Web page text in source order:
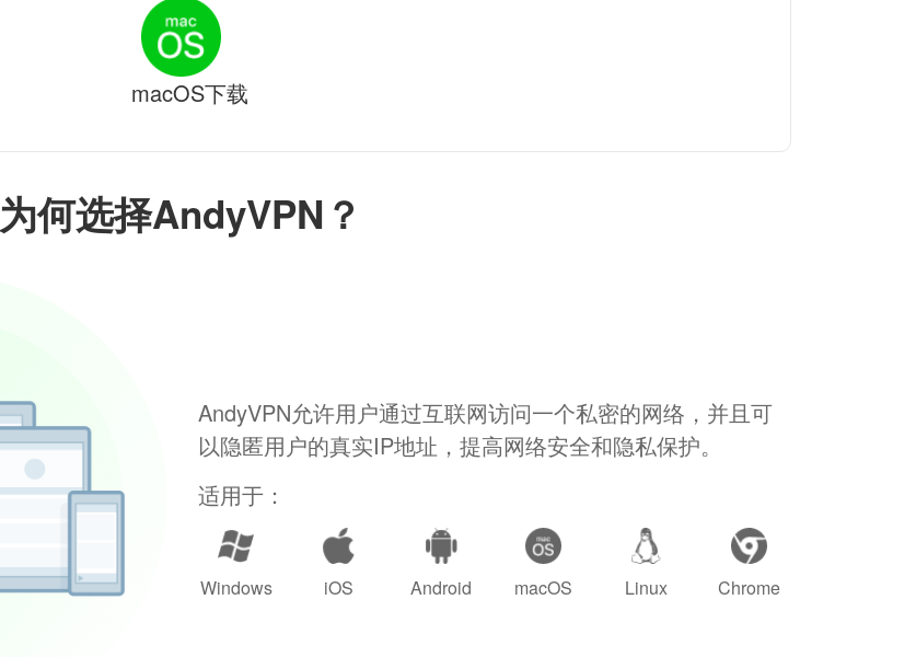
为何选择AndyVPN？
AndyVPN允许用户通过互联网访问一个私密的网络，并且可
以隐匿用户的真实IP地址，提高网络安全和隐私保护。
适用于：
Windows iOS Android macOS Linux Chrome
macOS下载